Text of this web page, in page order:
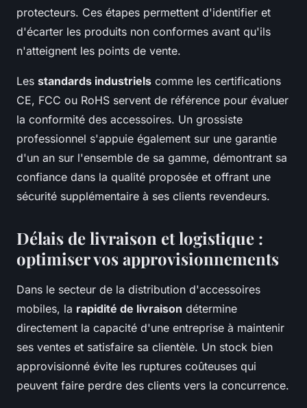
protecteurs. Ces étapes permettent d'identifier et
d'écarter les produits non conformes avant qu'ils
n'atteignent les points de vente.
Les standards industriels comme les certifications
CE, FCC ou RoHS servent de référence pour évaluer
la conformité des accessoires. Un grossiste
professionnel s'appuie également sur une garantie
d'un an sur l'ensemble de sa gamme, démontrant sa
confiance dans la qualité proposée et offrant une
sécurité supplémentaire à ses clients revendeurs.
Délais de livraison et logistique :
optimiser vos approvisionnements
Dans le secteur de la distribution d'accessoires
mobiles, la rapidité de livraison détermine
directement la capacité d'une entreprise à maintenir
ses ventes et satisfaire sa clientèle. Un stock bien
approvisionné évite les ruptures coûteuses qui
peuvent faire perdre des clients vers la concurrence.